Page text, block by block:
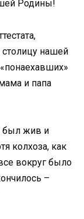
Родины!
нашей
и папа
был жив и
колхоза, как
вокруг было
–